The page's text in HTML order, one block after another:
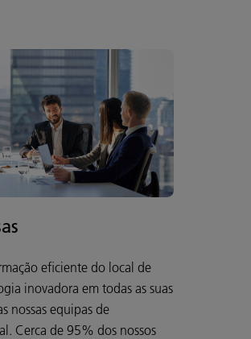
eficiente do local de
inovadora em todas as suas
nossas equipas de
Cerca de 95% dos nossos